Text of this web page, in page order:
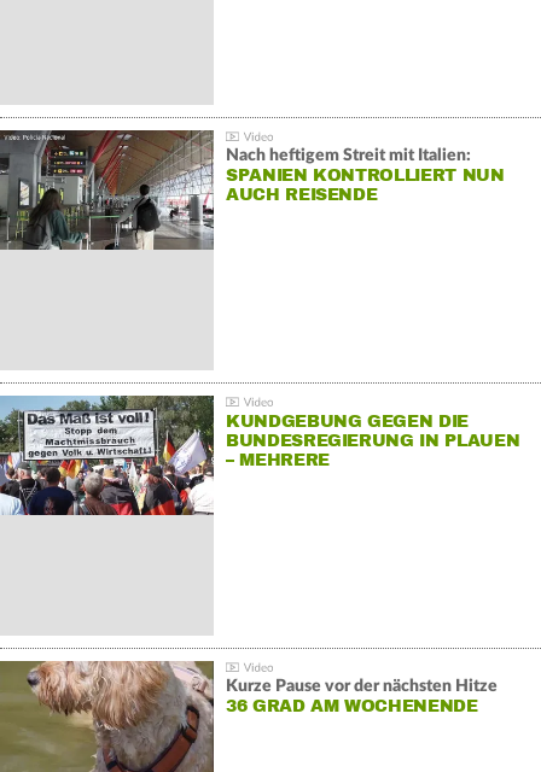
Nach heftigem Streit mit Italien:
SPANIEN KONTROLLIERT NUN
AUCH REISENDE
KUNDGEBUNG GEGEN DIE
BUNDESREGIERUNG IN PLAUEN
– MEHRERE
Kurze Pause vor der nächsten Hitze
36 GRAD AM WOCHENENDE